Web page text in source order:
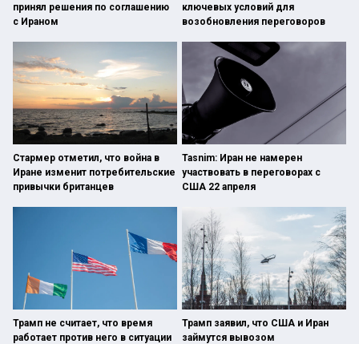
принял решения по соглашению
с Ираном
ключевых условий для
возобновления переговоров
Стармер отметил, что война в
Иране изменит потребительские
привычки британцев
Tasnim: Иран не намерен
участвовать в переговорах с
США 22 апреля
Трамп не считает, что время
работает против него в ситуации
Трамп заявил, что США и Иран
займутся вывозом